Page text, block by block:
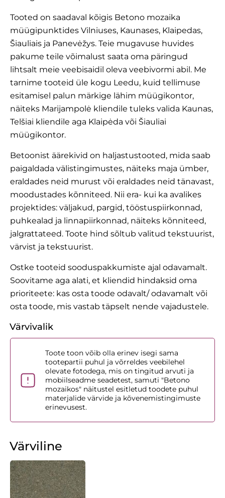
Tooted on saadaval kõigis Betono mozaika
müügipunktides Vilniuses, Kaunases, Klaipedas,
Šiauliais ja Panevėžys. Teie mugavuse huvides
pakume teile võimalust saata oma päringud
lihtsalt meie veebisaidil oleva veebivormi abil. Me
tarnime tooteid üle kogu Leedu, kuid tellimuse
esitamisel palun märkige lähim müügikontor,
näiteks Marijampolė kliendile tuleks valida Kaunas,
Telšiai kliendile aga Klaipėda või Šiauliai
müügikontor.
Betoonist äärekivid on haljastustooted, mida saab
paigaldada välistingimustes, näiteks maja ümber,
eraldades neid murust või eraldades neid tänavast,
moodustades kõnniteed. Nii era- kui ka avalikes
projektides: väljakud, pargid, tööstuspiirkonnad,
puhkealad ja linnapiirkonnad, näiteks kõnniteed,
jalgrattateed. Toote hind sõltub valitud tekstuurist,
värvist ja tekstuurist.
Ostke tooteid sooduspakkumiste ajal odavamalt.
Soovitame aga alati, et kliendid hindaksid oma
prioriteete: kas osta toode odavalt/ odavamalt või
osta toode, mis vastab täpselt nende vajadustele.
Värvivalik
Toote toon võib olla erinev isegi sama
tootepartii puhul ja võrreldes veebilehel
olevate fotodega, mis on tingitud arvuti ja
mobiilseadme seadetest, samuti "Betono
mozaikos" näitustel esitletud toodete puhul
materjalide värvide ja kõvenemistingimuste
erinevusest.
Värviline